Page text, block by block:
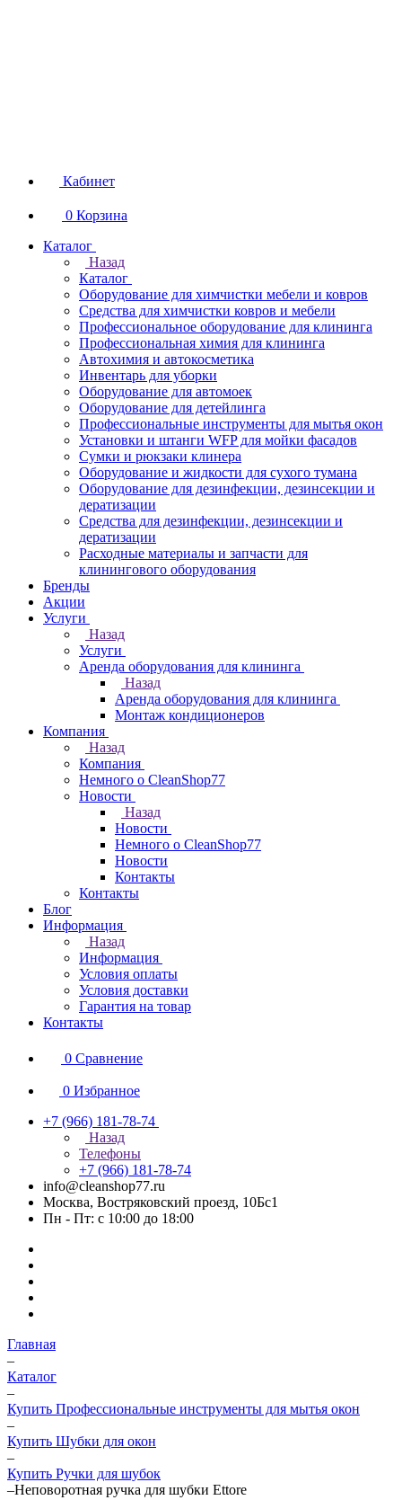
Кабинет
0 Корзина
Каталог
Назад
Каталог
Оборудование для химчистки мебели и ковров
Средства для химчистки ковров и мебели
Профессиональное оборудование для клининга
Профессиональная химия для клининга
Автохимия и автокосметика
Инвентарь для уборки
Оборудование для автомоек
Оборудование для детейлинга
Профессиональные инструменты для мытья окон
Установки и штанги WFP для мойки фасадов
Сумки и рюкзаки клинера
Оборудование и жидкости для сухого тумана
Оборудование для дезинфекции, дезинсекции и
дератизации
Средства для дезинфекции, дезинсекции и
дератизации
Расходные материалы и запчасти для
клинингового оборудования
Бренды
Акции
Услуги
Назад
Услуги
Аренда оборудования для клининга
Назад
Аренда оборудования для клининга
Монтаж кондиционеров
Компания
Назад
Компания
Немного о CleanShop77
Новости
Назад
Новости
Немного о CleanShop77
Новости
Контакты
Контакты
Блог
Информация
Назад
Информация
Условия оплаты
Условия доставки
Гарантия на товар
Контакты
0 Сравнение
0 Избранное
+7 (966) 181-78-74
Назад
Телефоны
+7 (966) 181-78-74
info@cleanshop77.ru
Москва, Востряковский проезд, 10Бс1
Пн - Пт: с 10:00 до 18:00
Главная
–
Каталог
–
Купить Профессиональные инструменты для мытья окон
–
Купить Шубки для окон
–
Купить Ручки для шубок
–Неповоротная ручка для шубки Ettore